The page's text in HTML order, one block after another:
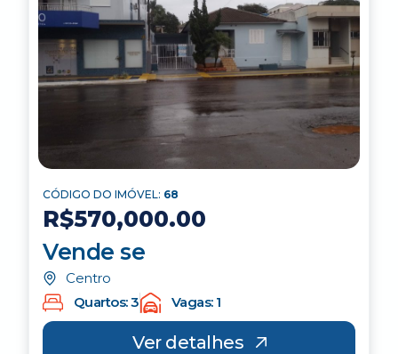
CÓDIGO DO IMÓVEL: 68
R$570,000.00
Vende se
Centro
Quartos: 3
Vagas: 1
Ver detalhes